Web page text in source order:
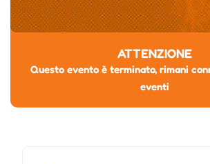
ATTENZIONE
Questo evento è terminato, rimani
eventi